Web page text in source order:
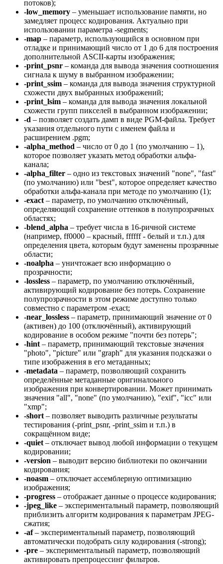
потоков);
-low_memory – уменьшает использование памяти, но
замедляет процесс кодирования. Актуально при
использовании параметра -segments;
-map – параметр, использующийся в основном при
отладке и принимающий число от 1 до 6 для построения
дополнительной ASCII-карты изображения;
-print_psnr – команда для вывода значения соотношения
сигнала к шуму в выбранном изображении;
-print_ssim – команда для вывода значения структурной
схожести двух выбранных изображений;
-print_lsim – команда для вывода значения локальной
схожести групп пикселей в выбранном изображении;
-d – позволяет создать дамп в виде PGM-файла. Требует
указания отдельного пути с именем файла и
расширением .pgm;
-alpha_method – число от 0 до 1 (по умолчанию – 1),
которое позволяет указать метод обработки альфа-
канала;
-alpha_filter – одно из текстовых значений "none", "fast"
(по умолчанию) или "best", которое определяет качество
обработки альфа-канала при методе по умолчанию (1);
-exact – параметр, по умолчанию отключённый,
определяющий сохранение оттенков в полупрозрачных
областях;
-blend_alpha – требует числа в 16-ричной системе
(например, ff0000 – красный, ffffff - белый и т.п.) для
определения цвета, которым будут заменены прозрачные
области;
-noalpha – уничтожает всю информацию о
прозрачности;
-lossless – параметр, по умолчанию отключённый,
активирующий кодирование без потерь. Сохранение
полупрозрачности в этом режиме доступно только
совместно с параметром -exact;
-near_lossless – параметр, принимающий значение от 0
(активен) до 100 (отключённый), активирующий
кодирование в особом режиме "почти без потерь";
-hint – параметр, принимающий текстовые значения
"photo", "picture" или "graph" для указания подсказки о
типе изображения в его метаданных;
-metadata – параметр, позволяющий сохранить
определённые метаданные оригиналоьного
изображения при конвертировании. Может принимать
значения "all", "none" (по умолчанию), "exif", "icc" или
"xmp";
-short – позволяет выводить различные результаты
тестирования (-print_psnr, -print_ssim и т.п.) в
сокращённом виде;
-quiet – отключает вывод любой информации о текущем
кодировании;
-version – выводит версию библиотеки по окончании
кодирования;
-noasm – отключает ассемблерную оптимизацию
изображения;
-progress – отображает данные о процессе кодирования;
-jpeg_like – экспериментальный параметр, позволяющий
приблизить алгоритм кодирования к параметрам JPEG-
сжатия;
-af– экспериментальный параметр, позволяющий
автоматически подобрать силу кодирования (-strong);
-pre – экспериментальный параметр, позволяющий
активировать препроцессинг фильтров.